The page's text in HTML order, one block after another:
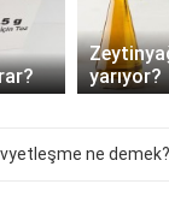
yarıyor?
ne demek?